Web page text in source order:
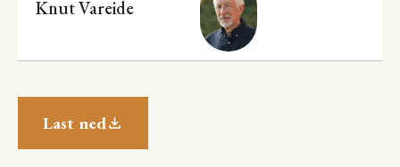
Knut Vareide
Last ned